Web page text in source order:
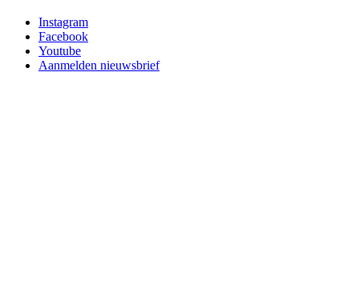
Instagram
Facebook
Youtube
Aanmelden nieuwsbrief